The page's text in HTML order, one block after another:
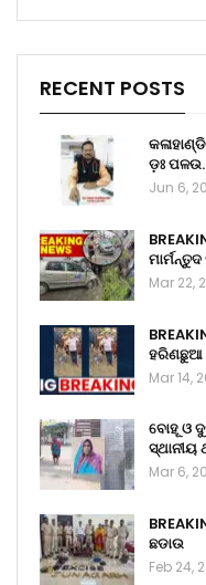
RECENT POSTS
ଡ଼ଃ
Jun 6,
Mar 22,
ହରିଣଛୁଆ
Mar 14,
ବୋହୂ ଓ
ସ୍ଥାନୀୟ
Mar 6,
ଛଡାଉ
Feb 24,